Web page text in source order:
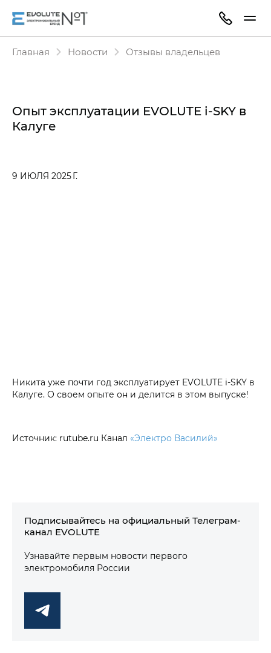
Главная Новости Отзывы владельцев
Опыт эксплуатации EVOLUTE i‑SKY в
Калуге
9 ИЮЛЯ 2025 Г.
Никита уже почти год эксплуатирует EVOLUTE i‑SKY в
Калуге. О своем опыте он и делится в этом выпуске!
Источник: rutube.ru Канал «Электро Василий»
Подписывайтесь на официальный Телеграм-
канал EVOLUTE
Узнавайте первым новости первого
электромобиля России